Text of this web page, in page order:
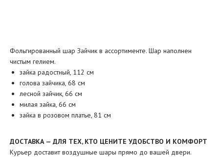
Фольгированный шар Зайчик в ассортименте. Шар наполнен
чистым гелием.
зайка радостный, 112 см
голова зайчика, 68 см
лесной зайчик, 66 см
милая зайка, 66 см
зайка в розовом платье, 81 см
ДОСТАВКА — ДЛЯ ТЕХ, КТО ЦЕНИТЕ УДОБСТВО И КОМФОРТ
Курьер доставит воздушные шары прямо до вашей двери.